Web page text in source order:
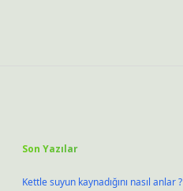
Son Yazılar
Kettle suyun kaynadığını nasıl anlar ?